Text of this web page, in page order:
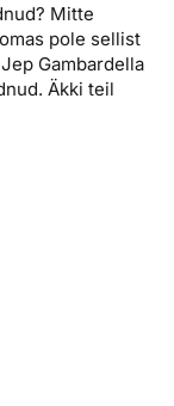
Mitte
pole sellist
Gambardella
Äkki teil